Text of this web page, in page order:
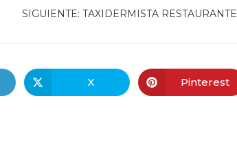
SIGUIENTE: TAXIDERMISTA RESTAURANTE
X Pinterest